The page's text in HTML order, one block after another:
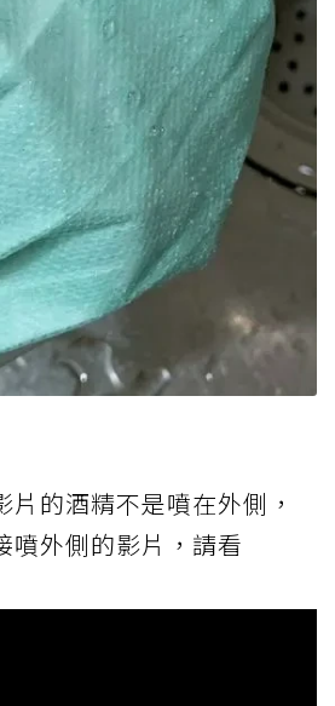
的酒精不是噴在外側，
噴外側的影片，請看